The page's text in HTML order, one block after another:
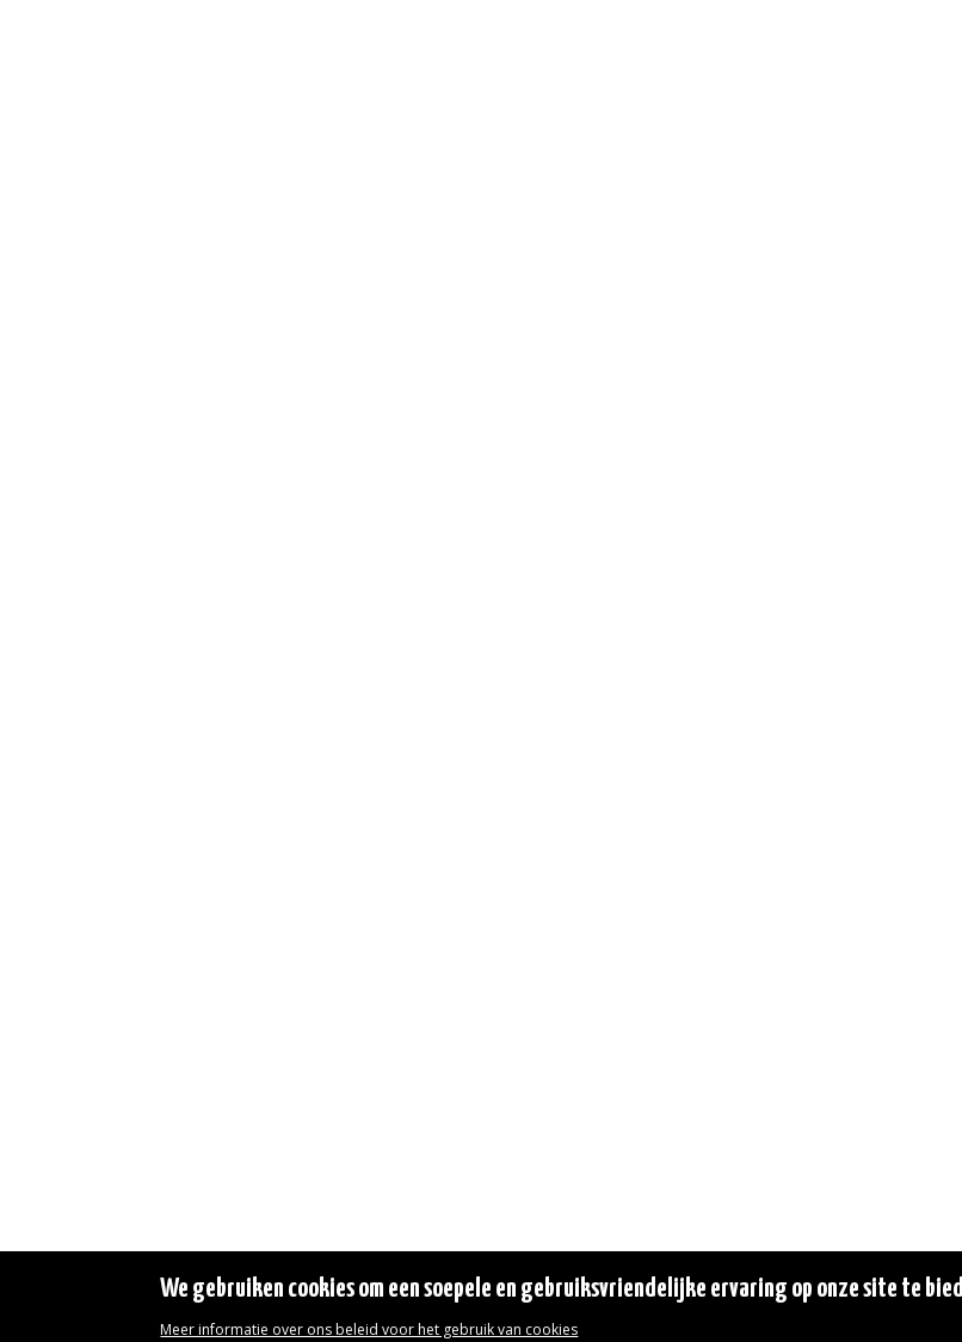
We gebruiken cookies om een soepele en gebruiksvriendelijke ervaring op onze site te
Meer informatie over ons beleid voor het gebruik van cookies